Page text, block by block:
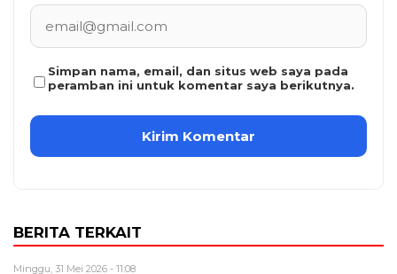
Simpan nama, email, dan situs web saya pada
peramban ini untuk komentar saya berikutnya.
BERITA TERKAIT
Minggu, 31 Mei 2026 - 11:08